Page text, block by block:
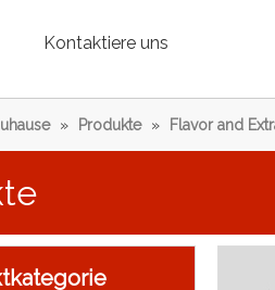
Kontaktiere uns
» Produkte » Flavor and